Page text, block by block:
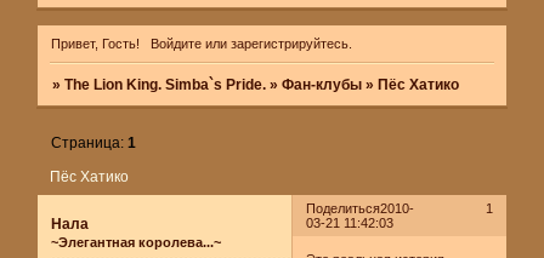
Привет, Гость! Войдитеили зарегистрируйтесь.
»The Lion King. Simba`s Pride. »Фан-клубы » Пёс Хатико
Пёс Хатико
Страница:1
Поделиться 1
2010-
03-21 11:42:03
Нала
~Элегантная королева...~